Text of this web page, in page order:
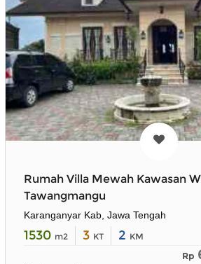
Rumah Villa Mewah Kawasan
Tawangmangu
Karanganyar Kab, Jawa Tengah
1530 m2 3 KT 2 KM
Rp